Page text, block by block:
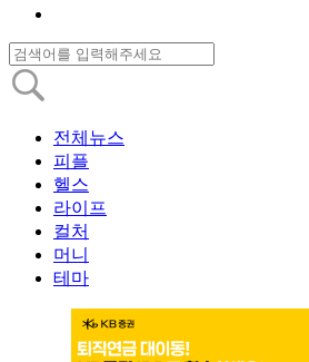
전체뉴스
피플
헬스
라이프
컬처
머니
테마